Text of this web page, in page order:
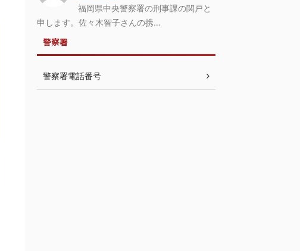
福岡県中央警察署の刑事課の関戸と
申します。佐々木智子さんの携…
警察署
警察署電話番号